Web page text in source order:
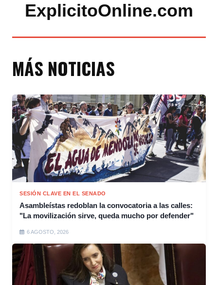
ExplicitoOnline.com
MÁS NOTICIAS
SESIÓN CLAVE EN EL SENADO
Asambleístas redoblan la convocatoria a las calles:
"La movilización sirve, queda mucho por defender"
6 AGOSTO, 2026